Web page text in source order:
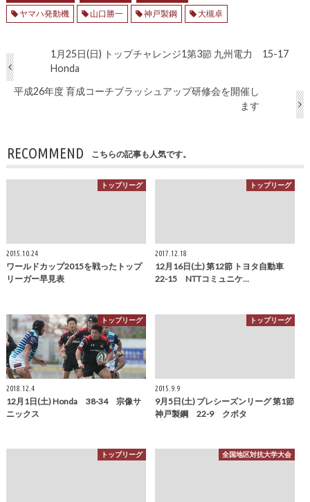
ヤマハ発動機 山口勝一 神戸製鋼 大槻卓
1月25日(日) トップチャレンジ1第3節 九州電力 15-17
Honda
平成26年度 育成コーチブラッシュアップ研修会を開催し
ます
RECOMMEND こちらの記事も人気です。
トップリーグ
2015.10.24
ワールドカップ2015を戦ったトップ
リーガー早見表
トップリーグ
2017.12.18
12月16日(土) 第12節 トヨタ自動車
22-15 NTTコミュニケ…
トップリーグ
2018.12.4
12月1日(土) Honda 38-34 宗像サ
ニックス
トップリーグ
2015.9.9
9月5日(土) プレシーズンリーグ 第1節
神戸製鋼 22-9 クボタ
トップリーグ 全国地区対抗大学大会